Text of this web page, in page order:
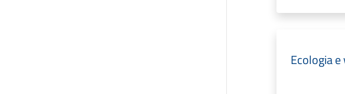
Ecologia